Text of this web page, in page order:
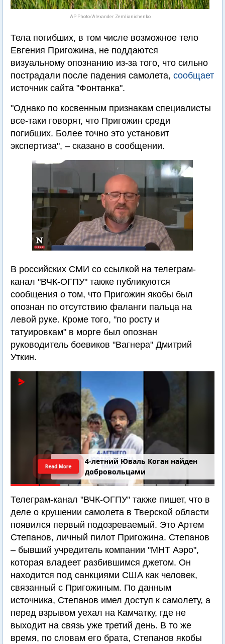
AP Photo/Alexander Zemlianichenko
Тела погибших, в том числе возможное тело
Евгения Пригожина, не поддаются
визуальному опознанию из-за того, что сильно
пострадали после падения самолета, сообщает
источник сайта "Фонтанка".
"Однако по косвенным признакам специалисты
все-таки говорят, что Пригожин среди
погибших. Более точно это установит
экспертиза", – сказано в сообщении.
В российских СМИ со ссылкой на телеграм-
канал "ВЧК-ОГПУ" также публикуются
сообщения о том, что Пригожин якобы был
опознан по отсутствию фаланги пальца на
левой руке. Кроме того, "по росту и
татуировкам" в морге был опознан
руководитель боевиков "Вагнера" Дмитрий
Уткин.
4-летний Юваль Коган найден
добровольцами
Read More
Телеграм-канал "ВЧК-ОГПУ" также пишет, что в
деле о крушении самолета в Тверской области
появился первый подозреваемый. Это Артем
Степанов, личный пилот Пригожина. Степанов
– бывший учредитель компании "МНТ Аэро",
которая владеет разбившимся джетом. Он
находится под санкциями США как человек,
связанный с Пригожиным. По данным
источника, Степанов имел доступ к самолету, а
перед взрывом уехал на Камчатку, где не
выходит на связь уже третий день. В то же
время, по словам его брата, Степанов якобы